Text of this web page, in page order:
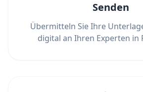
Senden
Übermitteln Sie Ihre
digital an Ihren Experten in